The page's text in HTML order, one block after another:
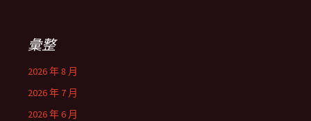
彙整
2026 年 8 月
2026 年 7 月
2026 年 6 月